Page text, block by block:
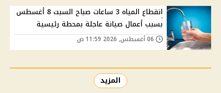
انقطاع المياه 3 ساعات صباح السبت 8 أغسطس
بسبب أعمال صيانة عاجلة بمحطة رئيسية
المزيد